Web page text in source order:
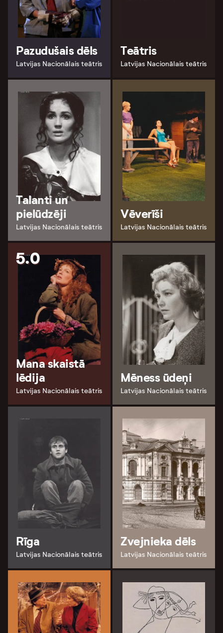
Pazudušais dēls
Latvijas Nacionālais teātris
Teātris
Latvijas Nacionālais teātris
Talanti un
pielūdzēji
Latvijas Nacionālais teātris
Vēverīši
Latvijas Nacionālais teātris
5.0
Mana skaistā
lēdija
Latvijas Nacionālais teātris
Mēness ūdeņi
Latvijas Nacionālais teātris
Rīga
Latvijas Nacionālais teātris
Zvejnieka dēls
Latvijas Nacionālais teātris